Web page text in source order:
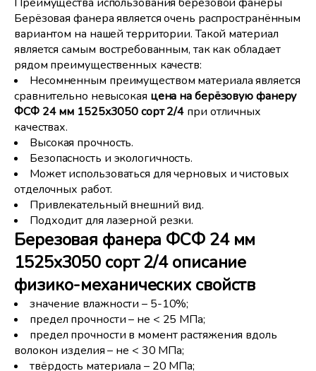
Берёзовая фанера является очень распространённым
вариантом на нашей территории. Такой материал
является самым востребованным, так как обладает
рядом преимущественных качеств:
Несомненным преимуществом материала является
сравнительно невысокая цена на берёзовую фанеру
ФСФ 24 мм 1525x3050 сорт 2/4 при отличных
качествах.
Высокая прочность.
Безопасность и экологичность.
Может использоваться для черновых и чистовых
отделочных работ.
Привлекательный внешний вид.
Подходит для лазерной резки.
Березовая фанера ФСФ 24 мм
1525x3050 сорт 2/4 описание
физико-механических свойств
значение влажности – 5-10%;
предел прочности – не < 25 МПа;
предел прочности в момент растяжения вдоль
волокон изделия – не < 30 МПа;
твёрдость материала – 20 МПа;